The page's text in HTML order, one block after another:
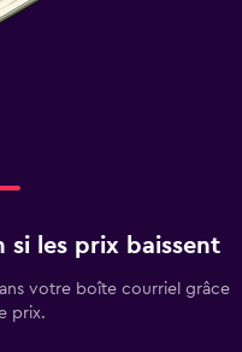
si les prix baissent
votre boîte courriel grâce
prix.